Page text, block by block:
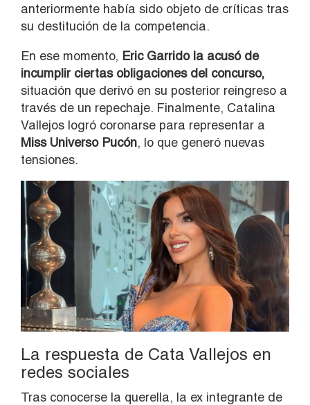
anteriormente había sido objeto de críticas tras
su destitución de la competencia.
En ese momento, Eric Garrido la acusó de
incumplir ciertas obligaciones del concurso,
situación que derivó en su posterior reingreso a
través de un repechaje. Finalmente, Catalina
Vallejos logró coronarse para representar a
Miss Universo Pucón, lo que generó nuevas
tensiones.
La respuesta de Cata Vallejos en
redes sociales
Tras conocerse la querella, la ex integrante de